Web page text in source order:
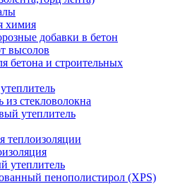
химия
добавки в бетон
высолов
бетона и строительных
из стекловолокна
утеплитель
теплоизоляции
утеплитель
пенополистирол (XPS)